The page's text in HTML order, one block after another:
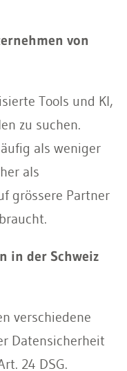
von
Tools und KI,
zu suchen.
als weniger
als
grössere Partner
in der Schweiz
verschiedene
Datensicherheit
24 DSG.